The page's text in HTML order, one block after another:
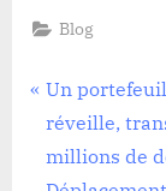
Blog
de
P
r
e
Un
réveille,
millions de